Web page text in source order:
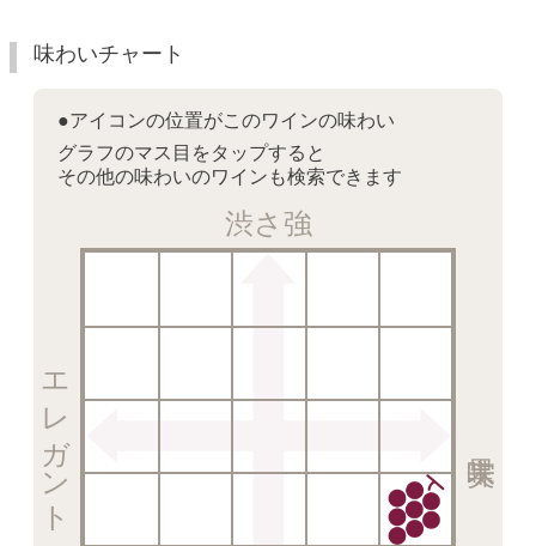
味わいチャート
●アイコンの位置がこのワインの味わい
グラフのマス目をタップすると
その他の味わいのワインも検索できます
渋さ強
エレガント